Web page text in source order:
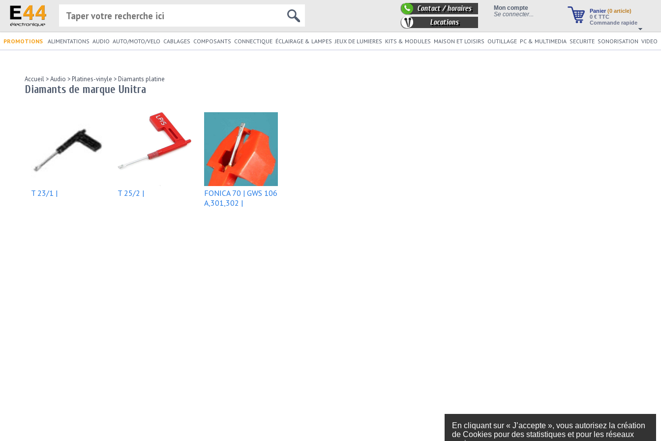
En cliquant sur « J’accepte », vous autorisez la création
de Cookies pour des statistiques et pour les réseaux
Panier (0 article)
0 € TTC
Commande rapide
Mon compte
Se connecter...
Contact / horaires
Locations
PROMOTIONS ALIMENTATIONS AUDIO AUTO/MOTO/VELO CABLAGES COMPOSANTS CONNECTIQUE ÉCLAIRAGE & LAMPES JEUX DE LUMIERES KITS & MODULES MAISON ET LOISIRS OUTILLAGE PC & MULTIMEDIA SECURITE SONORISATION VIDEO
Accueil >Audio >Platines-vinyle >Diamants platine
Diamants de marque Unitra
T 23/1 | T 25/2 |
FONICA 70 | GWS 106
A,301,302 |